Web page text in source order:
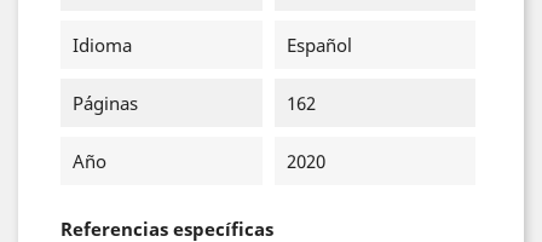
Idioma Español
Páginas 162
Año 2020
Referencias específicas